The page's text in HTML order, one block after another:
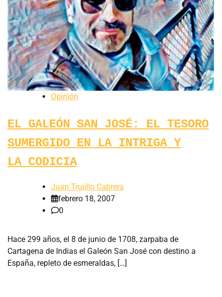
Opinión
EL GALEÓN SAN JOSÉ: EL TESORO
SUMERGIDO EN LA INTRIGA Y
LA CODICIA
Juan Trujillo Cabrera
febrero 18, 2007
0
Hace 299 años, el 8 de junio de 1708, zarpaba de
Cartagena de Indias el Galeón San José con destino a
España, repleto de esmeraldas, […]